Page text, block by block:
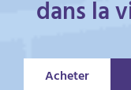
dans la
Acheter